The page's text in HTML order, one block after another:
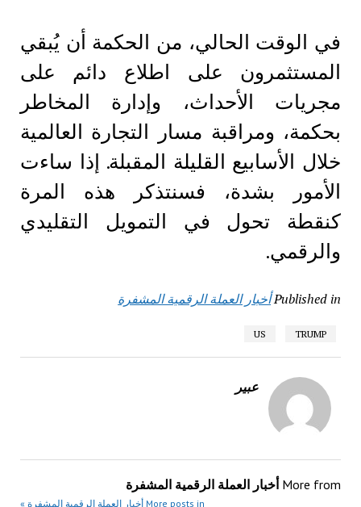
في الوقت الحالي، من الحكمة أن يُبقي
المستثمرون على اطلاع دائم على
مجريات الأحداث، وإدارة المخاطر
بحكمة، ومراقبة مسار التجارة العالمية
خلال الأسابيع القليلة المقبلة. إذا ساءت
الأمور بشدة، فسنتذكر هذه المرة
كنقطة تحول في التمويل التقليدي
والرقمي.
Published inأخبار العملة الرقمية المشفرة
TRUMP
US
عبير
More from أخبار العملة الرقمية المشفرة
More posts in أخبار العملة الرقمية المشفرة »